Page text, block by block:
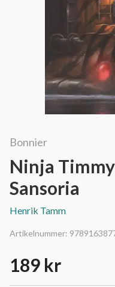
Bonnier
Ninja
Sansoria
Henrik Tamm
Artikelnummer:
189 kr